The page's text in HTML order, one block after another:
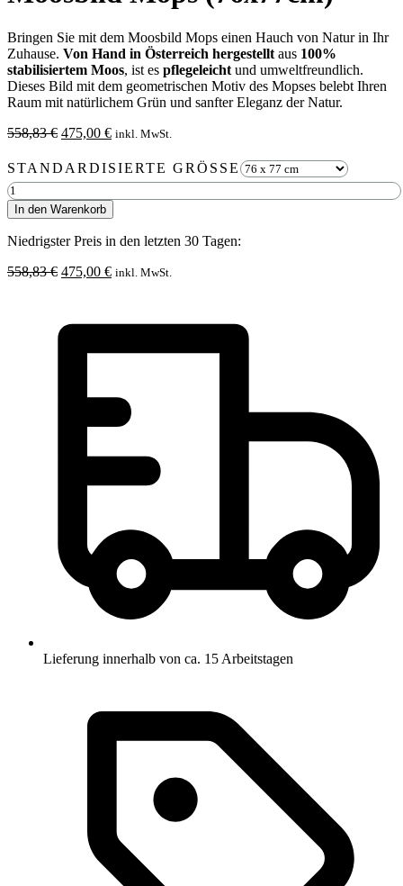
Bringen Sie mit dem Moosbild Mops einen Hauch von Natur in Ihr
Zuhause. Von Hand in Österreich hergestellt aus 100%
stabilisiertem Moos, ist es pflegeleicht und umweltfreundlich.
Dieses Bild mit dem geometrischen Motiv des Mopses belebt Ihren
Raum mit natürlichem Grün und sanfter Eleganz der Natur.
558,83€ Ursprünglicher
war:
558,83 €
475,00 €Aktueller
ist:
475,00 €.
inkl. MwSt.
STANDARDISIERTE GRÖSSE
Moosbild
Mops
(76x77cm)
Menge
In den Warenkorb
Niedrigster Preis in den letzten 30 Tagen:
558,83€ Ursprünglicher
475,00 €Aktueller
inkl. MwSt.
Lieferung innerhalb von ca. 15 Arbeitstagen